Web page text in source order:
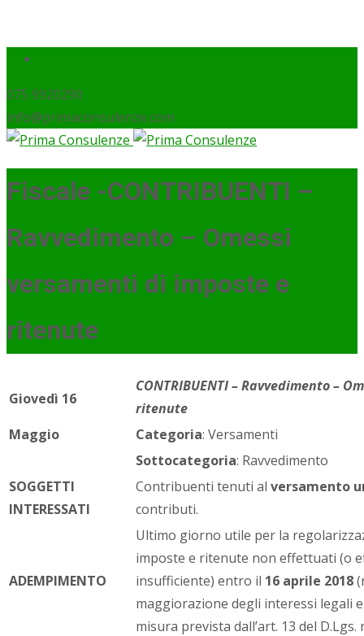
075 9920290
info@primaconsulenze.com
Fiscale -CONTRIBUENTI –
Ravvedimento – Omessi
versamenti di imposte e
ritenute
Giovedì 16
Maggio
CONTRIBUENTI – Ravvedimento –
ritenute
Categoria: Versamenti
Sottocategoria: Ravvedimento
SOGGETTI
INTERESSATI
Contribuenti tenuti al versamento
contributi.
ADEMPIMENTO
Ultimo giorno utile per la
imposte e ritenute non effettuati (o
insufficiente) entro il 16 aprile 2018
maggiorazione degli interessi legali
misura prevista dall’art. 13 del D.Lgs.